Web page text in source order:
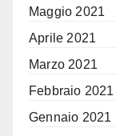
Maggio 2021
Aprile 2021
Marzo 2021
Febbraio 2021
Gennaio 2021